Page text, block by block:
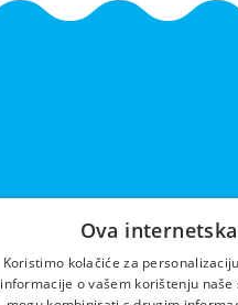
Ova
Koristimo kolačiće za
informacije o vašem korištenju